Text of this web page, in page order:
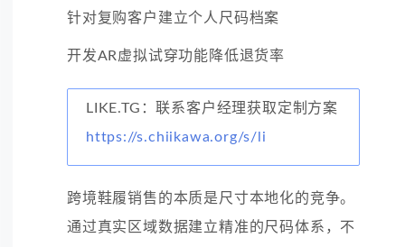
针对复购客户建立个人尺码档案
开发AR虚拟试穿功能降低退货率
LIKE.TG：联系客户经理获取定制方案
https://s.chiikawa.org/s/li
跨境鞋履销售的本质是尺寸本地化的竞争。
通过真实区域数据建立精准的尺码体系，不